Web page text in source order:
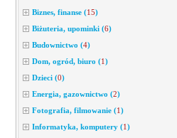
Biznes, finanse (15)
Biżuteria, upominki (6)
Budownictwo (4)
Dom, ogród, biuro (1)
Dzieci (0)
Energia, gazownictwo (2)
Fotografia, filmowanie (1)
Informatyka, komputery (1)